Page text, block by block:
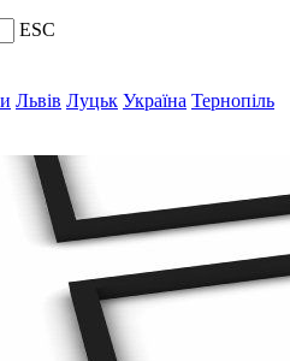
ESC
Львів Луцьк Україна Тернопіль